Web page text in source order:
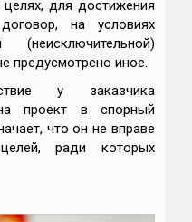
для достижения
на условиях
предусмотрено иное.
у заказчика
проект в спорный
что он не вправе
ради которых